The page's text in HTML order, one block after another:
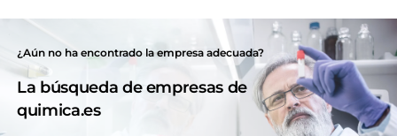
¿Aún no ha encontrado la empresa adecuada?
La búsqueda de empresas de
quimica.es